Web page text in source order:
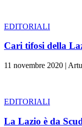
EDITORIALI
Cari tifosi della
11 novembre 2020 |
EDITORIALI
La Lazio è da